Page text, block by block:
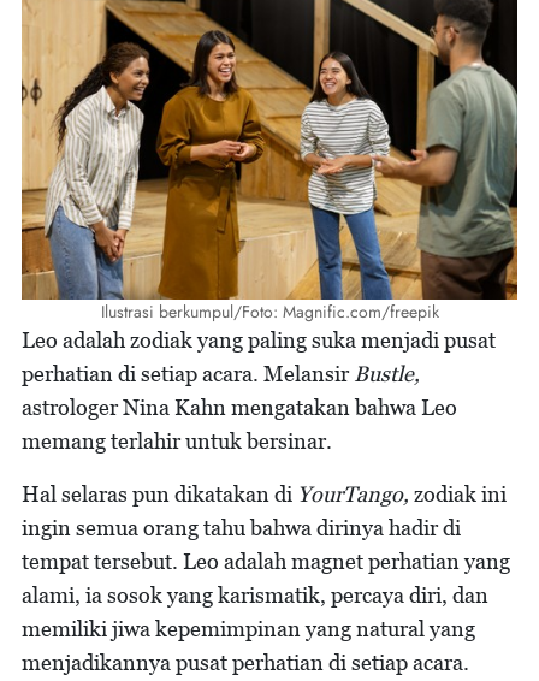
Ilustrasi berkumpul/Foto: Magnific.com/freepik
Leo adalah zodiak yang paling suka menjadi pusat
perhatian di setiap acara. Melansir Bustle,
astrologer Nina Kahn mengatakan bahwa Leo
memang terlahir untuk bersinar.
Hal selaras pun dikatakan di YourTango, zodiak ini
ingin semua orang tahu bahwa dirinya hadir di
tempat tersebut. Leo adalah magnet perhatian yang
alami, ia sosok yang karismatik, percaya diri, dan
memiliki jiwa kepemimpinan yang natural yang
menjadikannya pusat perhatian di setiap acara.